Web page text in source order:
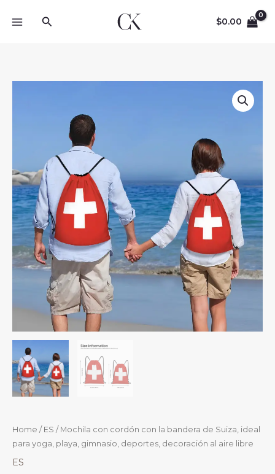
Search $0.00
Home / ES / Mochila con cordón con la bandera de Suiza, ideal
para yoga, playa, gimnasio, deportes, decoración al aire libre
ES